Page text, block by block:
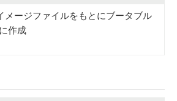
メージファイルをもとにブータブル
作成